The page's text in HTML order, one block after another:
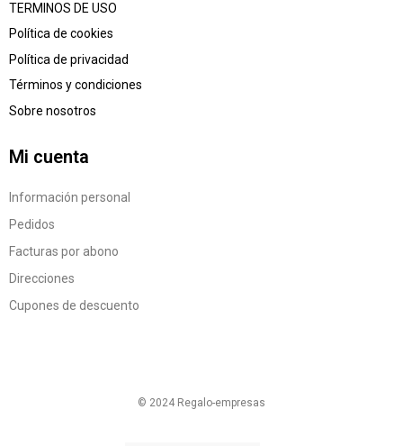
TERMINOS DE USO
Política de cookies
Política de privacidad
Términos y condiciones
Sobre nosotros
Mi cuenta
Información personal
Pedidos
Facturas por abono
Direcciones
Cupones de descuento
© 2024 Regalo-empresas